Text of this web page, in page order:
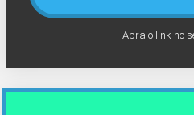
Abra o link no